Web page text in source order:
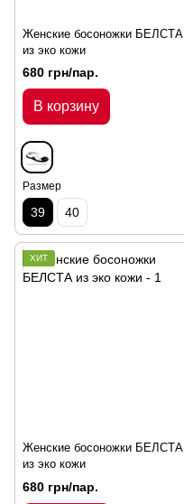
Женские босоножки БЕЛСТА
из эко кожи
680 грн/пар.
В корзину
Размер
39 40
ХИТ
Женские босоножки БЕЛСТА
из эко кожи
680 грн/пар.